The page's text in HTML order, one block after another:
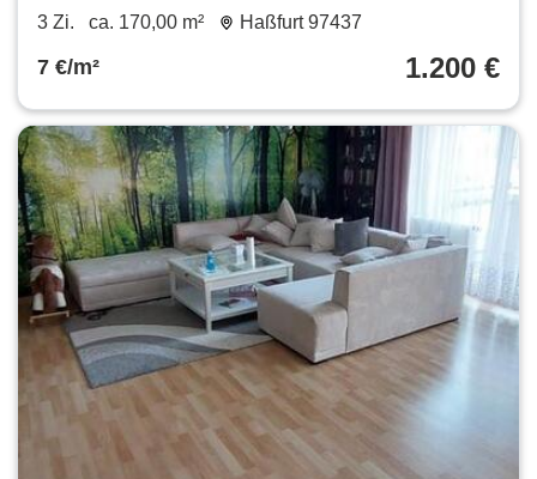
3 Zi. ca. 170,00 m² Haßfurt 97437
7 €/m² 1.200 €